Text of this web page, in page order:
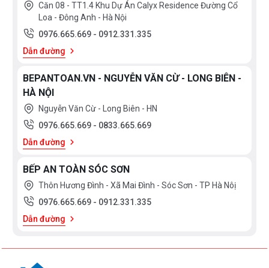
-Quy trình sản xuất
Lựa chọn chất liệu đồng tốt
Tạo phôi bằng máy đúc áp lực cao (với các sản
phẩn đúc)và máy CNC
Gia công bằng máy tự động với độ chính xác cao
Mạ tự động trên dây truyền
Đánh bóng sản phẩm.
Lắp ráp sản phẩm
Kiểm tra, thử nước, đồng gói sản phẩm.
Phân phối tới các đại lý độc quyền, ủy quyền của
Căn 08 - TT1.4 Khu Dự Án Calyx Residence Đường Cổ
Loa - Đông Anh - Hà Nội
0976.665.669 - 0912.331.335
Dẫn đường
BEPANTOAN.VN - NGUYỄN VĂN CỪ - LONG BIÊN -
HÀ NỘI
Nguyễn Văn Cừ - Long Biên - HN
0976.665.669 - 0833.665.669
Dẫn đường
BẾP AN TOÀN SÓC SƠN
Thôn Hương Đình - Xã Mai Đình - Sóc Sơn - TP Hà Nôị
0976.665.669 - 0912.331.335
Dẫn đường